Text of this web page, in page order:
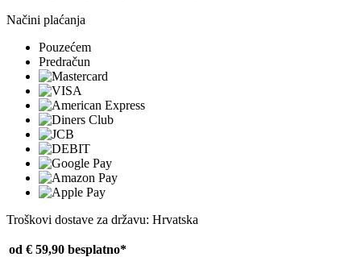
Načini plaćanja
Pouzećem
Predračun
Troškovi dostave za državu: Hrvatska
od € 59,90 besplatno*